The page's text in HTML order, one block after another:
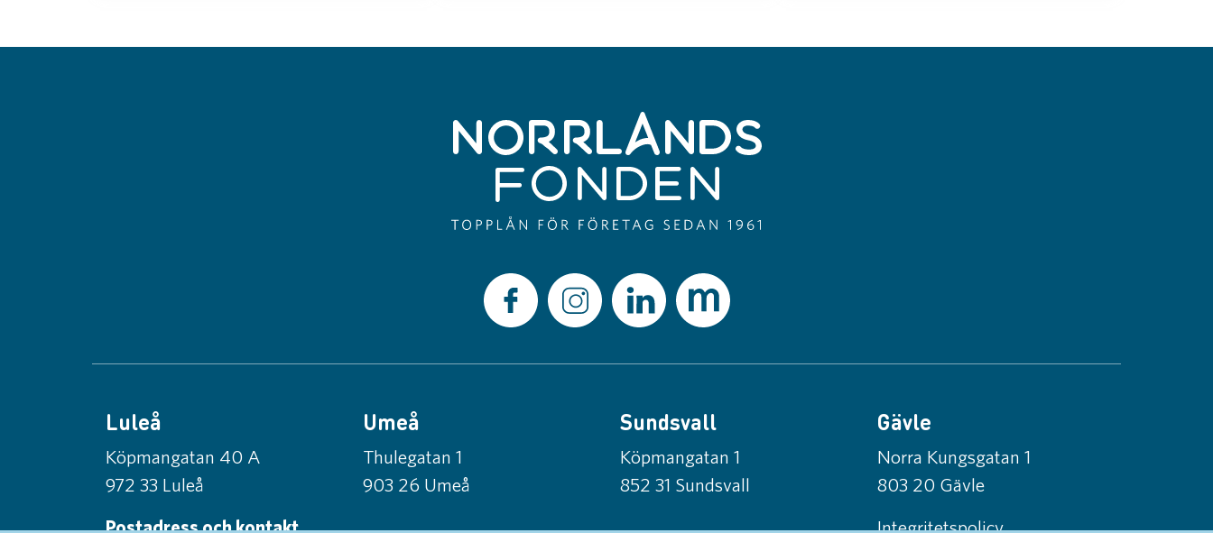
Luleå
Köpmangatan 40 A
972 33 Luleå
Postadress och kontakt
Umeå
Thulegatan 1
903 26 Umeå
Sundsvall
Köpmangatan 1
852 31 Sundsvall
Gävle
Norra Kungsgatan 1
803 20 Gävle
Integritetspolicy